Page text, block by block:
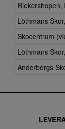
Riekershopen,
Löthmans
Skocentrum
Löthmans
Anderbergs